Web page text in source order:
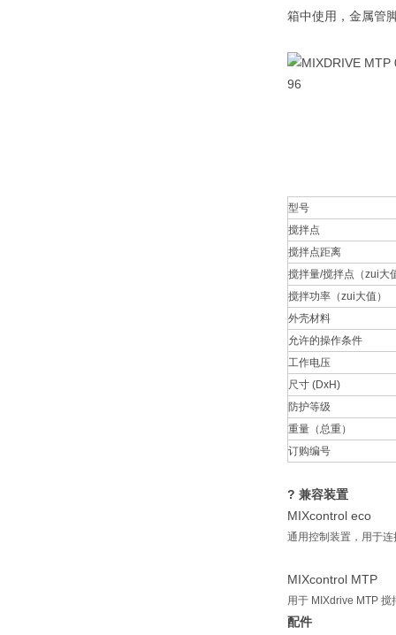
箱中使用，金属管
型号
搅拌点
搅拌点距离
搅拌量/搅拌点（zui大
搅拌功率（zui大值）
外壳材料
允许的操作条件
工作电压
尺寸 (DxH)
防护等级
重量（总重）
订购编号
? 兼容装置
MIXcontrol eco
通用控制装置，用于
MIXcontrol MTP
用于 MIXdrive MTP
配件